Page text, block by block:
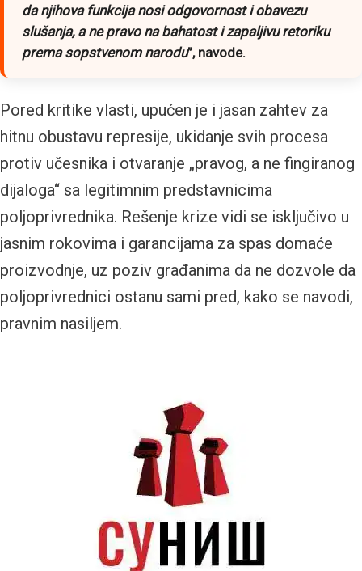
da njihova funkcija nosi odgovornost i obavezu
slušanja, a ne pravo na bahatost i zapaljivu retoriku
prema sopstvenom narodu”, navode.
Pored kritike vlasti, upućen je i jasan zahtev za
hitnu obustavu represije, ukidanje svih procesa
protiv učesnika i otvaranje „pravog, a ne fingiranog
dijaloga“ sa legitimnim predstavnicima
poljoprivrednika. Rešenje krize vidi se isključivo u
jasnim rokovima i garancijama za spas domaće
proizvodnje, uz poziv građanima da ne dozvole da
poljoprivrednici ostanu sami pred, kako se navodi,
pravnim nasiljem.